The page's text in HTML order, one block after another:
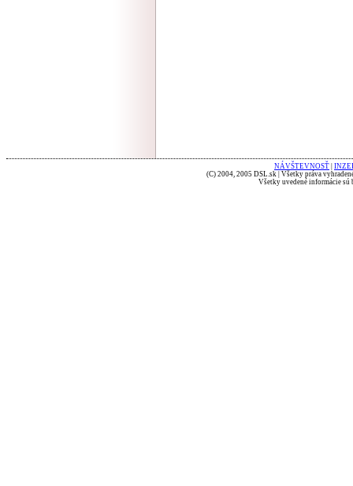
NÁVŠTEVNOSŤ
(C) 2004, 2005 DSL.sk | Všetky práva
Všetky uvedené informácie sú